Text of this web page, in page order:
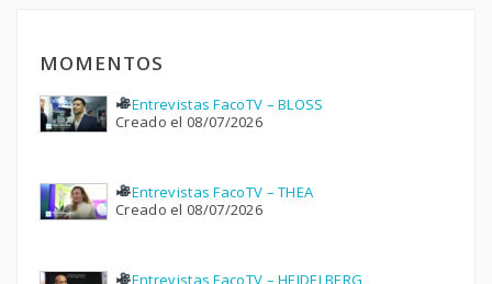
MOMENTOS
Entrevistas FacoTV – BLOSS
Creado el 08/07/2026
Entrevistas FacoTV – THEA
Creado el 08/07/2026
Entrevistas FacoTV – HEIDELBERG